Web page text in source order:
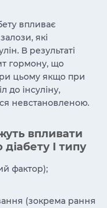
впливає
які
В результаті
гормону, що
цьому якщо при
до інсуліну,
невстановленою.
впливати
I типу
фактор);
(зокрема рання